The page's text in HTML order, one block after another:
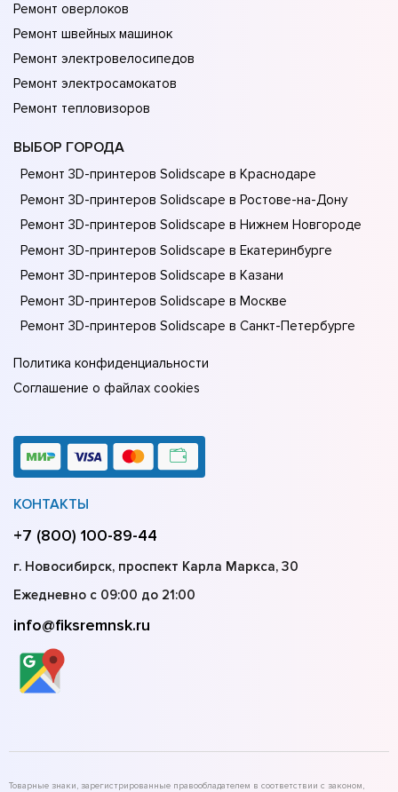
Ремонт оверлоков
Ремонт швейных машинок
Ремонт электровелосипедов
Ремонт электросамокатов
Ремонт тепловизоров
ВЫБОР ГОРОДА
Ремонт 3D-принтеров Solidscape в Краснодаре
Ремонт 3D-принтеров Solidscape в Ростове-на-Донy
Ремонт 3D-принтеров Solidscape в Нижнем Новгороде
Ремонт 3D-принтеров Solidscape в Екатеринбурге
Ремонт 3D-принтеров Solidscape в Казани
Ремонт 3D-принтеров Solidscape в Москве
Ремонт 3D-принтеров Solidscape в Санкт-Петербурге
Политика конфиденциальности
Соглашение о файлах cookies
КОНТАКТЫ
+7 (800) 100-89-44
г. Новосибирск, проспект Карла Маркса, 30
Ежедневно с 09:00 до 21:00
info@fiksremnsk.ru
Товарные знаки, зарегистрированные правообладателем в соответствии с законом,